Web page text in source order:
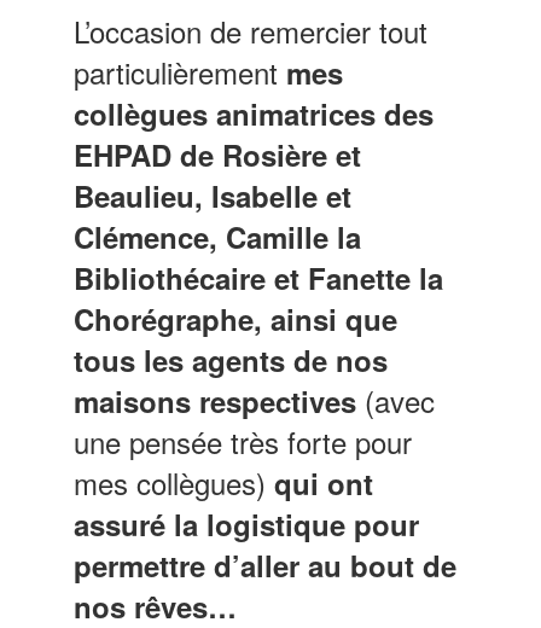
L’occasion de remercier tout
particulièrement mes
collègues animatrices des
EHPAD de Rosière et
Beaulieu, Isabelle et
Clémence, Camille la
Bibliothécaire et Fanette la
Chorégraphe, ainsi que
tous les agents de nos
maisons respectives (avec
une pensée très forte pour
mes collègues) qui ont
assuré la logistique pour
permettre d’aller au bout de
nos rêves…